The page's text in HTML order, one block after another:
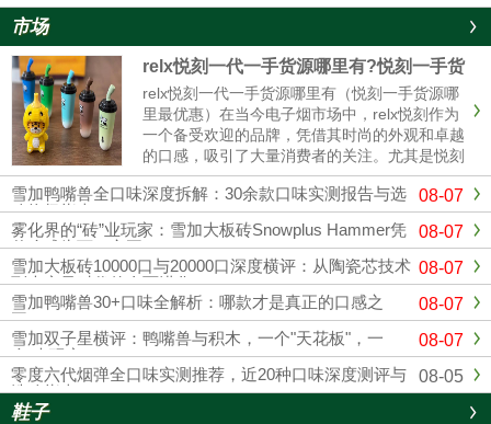
市场
relx悦刻一代一手货源哪里有?悦刻一手货
源哪里最优惠
relx悦刻一代一手货源哪里有（悦刻一手货源哪
里最优惠）在当今电子烟市场中，relx悦刻作为
一个备受欢迎的品牌，凭借其时尚的外观和卓越
的口感，吸引了大量消费者的关注。尤其是悦刻
一代，其独特的设计和多样的口味使其成为许多
烟民的首选。随着市场竞争的加剧，寻找可靠的
悦刻一手货源变得越来......
08-07
雪加鸭嘴兽全口味深度拆解：30余款口味实测报告与选
购终极指南
08-07
雾化界的“砖”业玩家：雪加大板砖Snowplus Hammer凭
什么成为万口之王？
08-07
雪加大板砖10000口与20000口深度横评：从陶瓷芯技术
到大容量时代的全面进化
08-07
雪加鸭嘴兽30+口味全解析：哪款才是真正的口感之
王？
08-07
雪加双子星横评：鸭嘴兽与积木，一个"天花板"，一
个"大玩家"
08-05
零度六代烟弹全口味实测推荐，近20种口味深度测评与
选购指南
鞋子